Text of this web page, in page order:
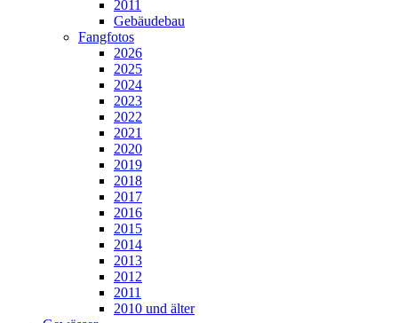
2011
Gebäudebau
Fangfotos
2026
2025
2024
2023
2022
2021
2020
2019
2018
2017
2016
2015
2014
2013
2012
2011
2010 und älter